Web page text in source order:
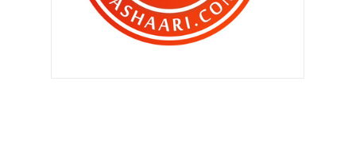
perempuan lain , camana ? "
Anak Chef Wan bakal bertunang